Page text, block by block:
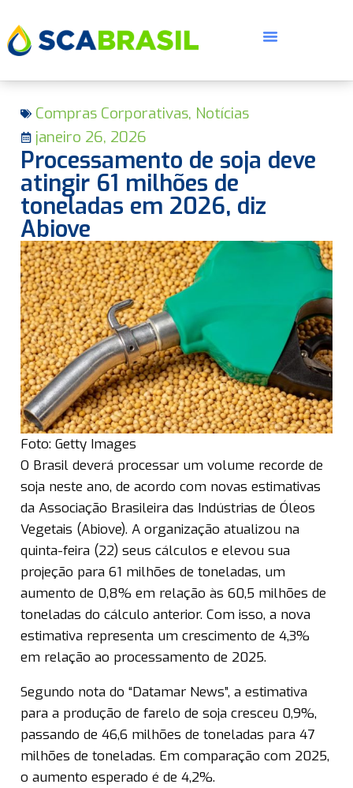
Compras Corporativas, Notícias
janeiro 26, 2026
Processamento de soja deve
atingir 61 milhões de
toneladas em 2026, diz
Abiove
Foto: Getty Images
O Brasil deverá processar um volume recorde de
soja neste ano, de acordo com novas estimativas
da Associação Brasileira das Indústrias de Óleos
Vegetais (Abiove). A organização atualizou na
quinta-feira (22) seus cálculos e elevou sua
projeção para 61 milhões de toneladas, um
aumento de 0,8% em relação às 60,5 milhões de
toneladas do cálculo anterior. Com isso, a nova
estimativa representa um crescimento de 4,3%
em relação ao processamento de 2025.
Segundo nota do “Datamar News”, a estimativa
para a produção de farelo de soja cresceu 0,9%,
passando de 46,6 milhões de toneladas para 47
milhões de toneladas. Em comparação com 2025,
o aumento esperado é de 4,2%.